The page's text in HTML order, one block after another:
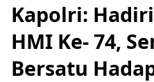
Kapolri:
HMI Ke- 74,
Bersatu